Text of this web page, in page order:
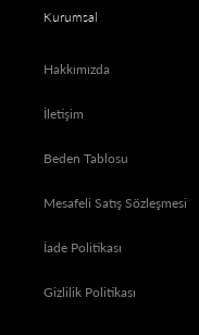
Kurumsal
Hakkımızda
İletişim
Beden Tablosu
Mesafeli Satış Sözleşmesi
İade Politikası
Gizlilik Politikası